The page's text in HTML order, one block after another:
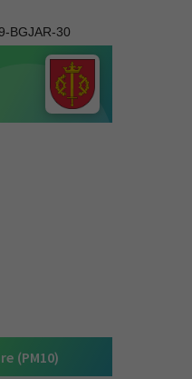
BGJAR-30